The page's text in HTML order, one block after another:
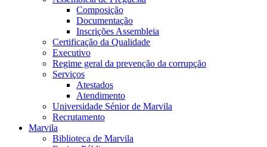
Composição
Documentação
Inscrições Assembleia
Certificação da Qualidade
Executivo
Regime geral da prevenção da corrupção
Serviços
Atestados
Atendimento
Universidade Sénior de Marvila
Recrutamento
Marvila
Biblioteca de Marvila